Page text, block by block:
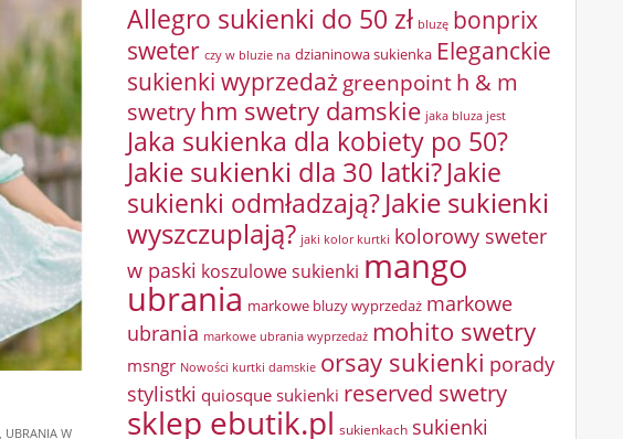
UBRANIA W
Allegro sukienki do 50 zł bluzę bonprix
sweter czy w bluzie na dzianinowa sukienka Eleganckie
sukienki wyprzedaż greenpointh & m
swetryhm swetry damskie jaka bluza jest
Jaka sukienka dla kobiety po 50?
Jakie sukienki dla 30 latki?Jakie
sukienki odmładzają?Jakie sukienki
wyszczuplają? jaki kolor kurtki kolorowy sweter
w paski koszulowe sukienki mango
ubrania markowe bluzy wyprzedaż markowe
ubrania markowe ubrania wyprzedaż mohito swetry
msngr Nowości kurtki damskie orsay sukienki porady
stylistki quiosque sukienki reserved swetry
sklep ebutik.pl sukienkach sukienki